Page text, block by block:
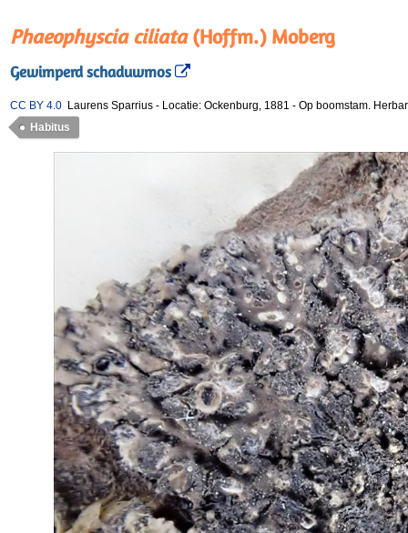
Phaeophyscia ciliata(Hoffm.) Moberg
Gewimperd schaduwmos
CC BY 4.0 Laurens Sparrius - Locatie: Ockenburg, 1881 - Op boomstam.
Habitus